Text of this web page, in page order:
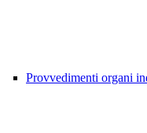
Provvedimenti organi